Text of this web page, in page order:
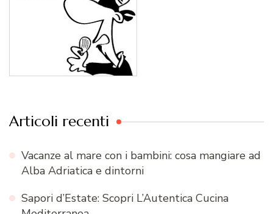
Articoli recenti
Vacanze al mare con i bambini: cosa mangiare ad
Alba Adriatica e dintorni
Sapori d’Estate: Scopri L’Autentica Cucina